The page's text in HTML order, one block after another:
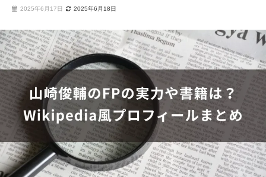
2025年6月17日 2025年6月18日